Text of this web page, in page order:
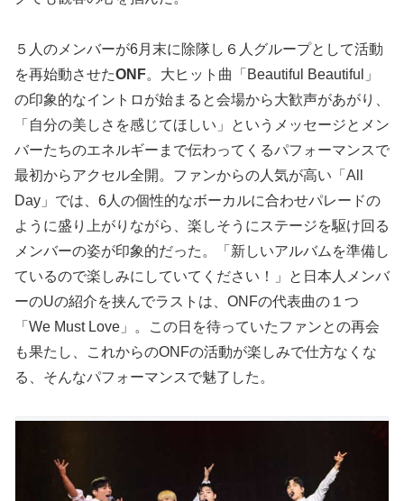
５人のメンバーが6月末に除隊し６人グループとして活動
を再始動させたONF。大ヒット曲「Beautiful Beautiful」
の印象的なイントロが始まると会場から大歓声があがり、
「自分の美しさを感じてほしい」というメッセージとメン
バーたちのエネルギーまで伝わってくるパフォーマンスで
最初からアクセル全開。ファンからの人気が高い「All
Day」では、6人の個性的なボーカルに合わせパレードの
ように盛り上がりながら、楽しそうにステージを駆け回る
メンバーの姿が印象的だった。「新しいアルバムを準備し
ているので楽しみにしていてください！」と日本人メンバ
ーのUの紹介を挟んでラストは、ONFの代表曲の１つ
「We Must Love」。この日を待っていたファンとの再会
も果たし、これからのONFの活動が楽しみで仕方なくな
る、そんなパフォーマンスで魅了した。